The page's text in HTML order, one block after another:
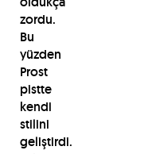
zordu.
Bu
yüzden
Prost
pistte
kendi
stilini
geliştirdi.